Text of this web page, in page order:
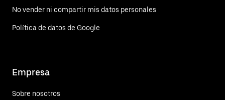
No vender ni compartir mis datos personales
Política de datos de Google
Empresa
Sobre nosotros